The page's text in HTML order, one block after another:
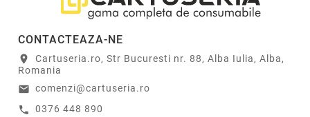
CONTACTEAZA-NE
location_on
Cartuseria.ro, Str Bucuresti nr. 88, Alba Iulia, Alba,
Romania
email comenzi@cartuseria.ro
call 0376 448 890